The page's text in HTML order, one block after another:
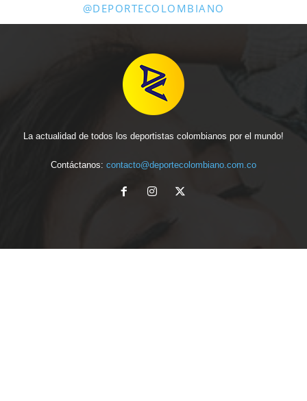
@DEPORTECOLOMBIANO
La actualidad de todos los deportistas colombianos por el mundo!
Contáctanos: contacto@deportecolombiano.com.co